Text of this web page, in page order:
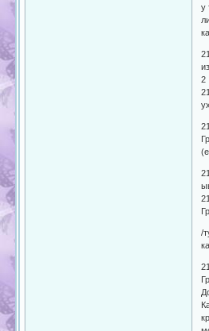
у
2
/